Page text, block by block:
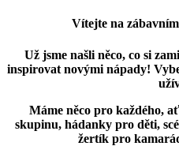
Vítejte na
Už jsme našli něco, co si
inspirovat novými nápady!
Máme něco pro každého,
skupinu, hádanky pro děti,
žertík pro